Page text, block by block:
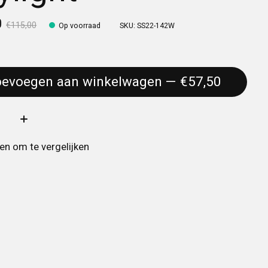
€115,00 Op voorraad SKU: SS22-142W
Toevoegen aan winkelwagen — €57,50
om te vergelijken